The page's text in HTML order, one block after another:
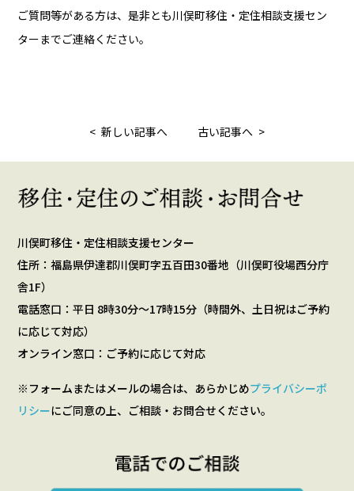
ご質問等がある方は、是非とも川俣町移住・定住相談支援セン
ターまでご連絡ください。
< 新しい記事へ 古い記事へ >
川俣町移住・定住相談支援センター
住所：福島県伊達郡川俣町字五百田30番地（川俣町役場西分庁
舎1F）
電話窓口：平日 8時30分～17時15分（時間外、土日祝はご予約
に応じて対応）
オンライン窓口：ご予約に応じて対応
※フォームまたはメールの場合は、あらかじめプライバシーポ
リシーにご同意の上、ご相談・お問合せください。